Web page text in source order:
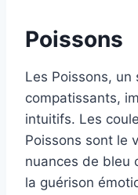
Poissons
Les Poissons, un
compatissants,
intuitifs. Les
Poissons sont le
nuances de bleu
la guérison